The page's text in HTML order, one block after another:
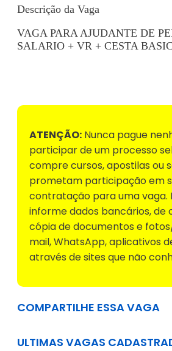
Descrição da Vaga
VAGA PARA AJUDANTE DE
SALARIO + VR + CESTA
ATENÇÃO: Nunca pague
participar de um processo
compre cursos, apostilas ou
prometam participação em
contratação para uma vaga.
informe dados bancários, de
cópia de documentos e
mail, WhatsApp, aplicativos
através de sites que não
COMPARTILHE ESSA VAGA
ULTIMAS VAGAS